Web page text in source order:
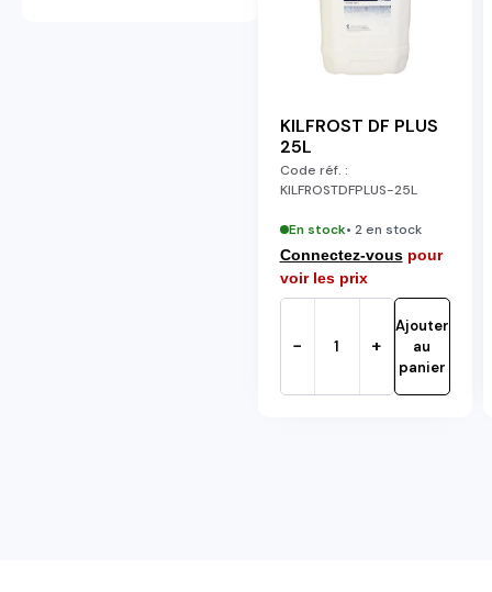
KILFROST DF PLUS
25L
Code réf. :
KILFROSTDFPLUS-25L
En stock• 2 en stock
Connectez-vouspour
voir les prix
− +
Ajouter
au
panier